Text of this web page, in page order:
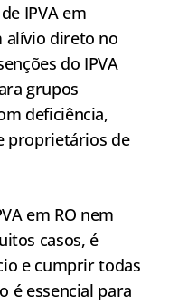
IPVA em
alívio direto no
do IPVA
grupos
deficiência,
proprietários de
em RO nem
casos, é
e cumprir todas
é essencial para